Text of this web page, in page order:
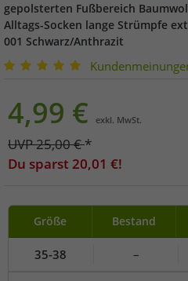
gepolsterten Fußbereich
Alltags-Socken lange Strümpfe
001 Schwarz/Anthrazit
4,99 € exkl. MwSt.
UVP25,00€*
Du sparst 20,01 €!
Größe Bestand
35-38 –